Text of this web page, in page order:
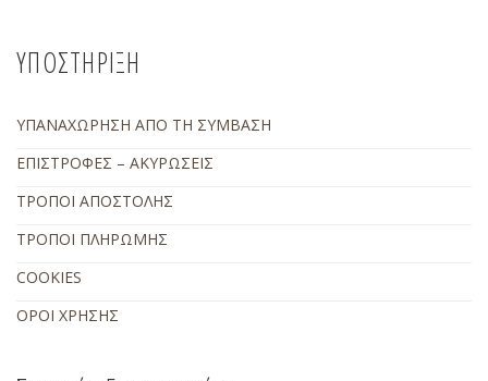
ΥΠΟΣΤΗΡΙΞΗ
ΥΠΑΝΑΧΩΡΗΣΗ ΑΠΟ ΤΗ ΣΥΜΒΑΣΗ
ΕΠΙΣΤΡΟΦΕΣ – ΑΚΥΡΩΣΕΙΣ
ΤΡΟΠΟΙ ΑΠΟΣΤΟΛΗΣ
ΤΡΟΠΟΙ ΠΛΗΡΩΜΗΣ
COOKIES
ΟΡΟΙ ΧΡΗΣΗΣ